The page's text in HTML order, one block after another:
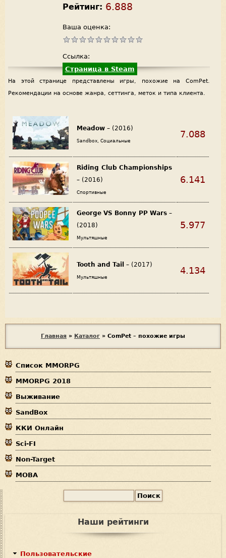
Рейтинг: 6.888
Ваша оценка:
Ссылка:
Страница в Steam
На этой странице представлены игры, похожие на ComPet.
Рекомендации на основе жанра, сеттинга, меток и типа клиента.
Meadow – (2016)
Sandbox, Социальные
7.088
Riding Club Championships
– (2016)
Спортивные
6.141
George VS Bonny PP Wars–
(2018)
Мультяшные
5.977
Tooth and Tail – (2017)
Мультяшные
4.134
ы
з
д
е
с
ь
Главная » Каталог » ComPet – похожие игры
Список MMORPG
MMORPG 2018
Выживание
SandBox
ККИ Онлайн
Sci-FI
Non-Target
MOBA
Наши рейтинги
Пользовательские